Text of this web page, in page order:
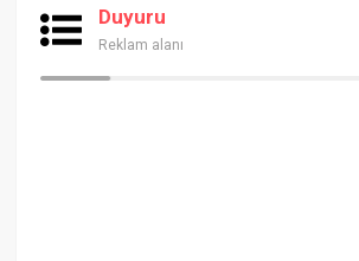
Duyuru
Reklam alanı